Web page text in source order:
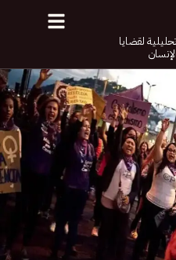
لقضايا